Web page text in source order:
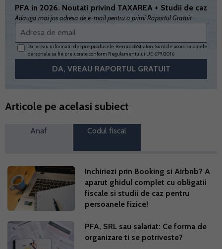
PFA in 2026. Noutati privind TAXAREA + Studii de caz
Adauga mai jos adresa de e-mail pentru a primi Raportul Gratuit
Da, vreau informatii despre produsele Rentrop&Straton. Sunt de acord ca datele
personale sa fie prelucrate conform Regulamentului UE 679/2016
Articole pe acelasi subiect
Anaf Codul fiscal
Inchiriezi prin Booking si Airbnb? A
aparut ghidul complet cu obligatii
fiscale si studii de caz pentru
persoanele fizice!
PFA, SRL sau salariat: Ce forma de
organizare ti se potriveste?